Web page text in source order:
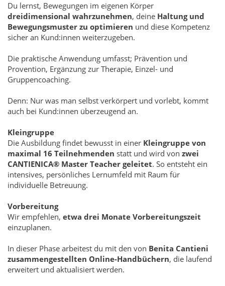
Du lernst, Bewegungen im eigenen Körper
dreidimensional wahrzunehmen, deine Haltung und
Bewegungsmuster zu optimieren und diese Kompetenz
sicher an Kund:innen weiterzugeben.
Die praktische Anwendung umfasst; Prävention und
Provention, Ergänzung zur Therapie, Einzel- und
Gruppencoaching.
Denn: Nur was man selbst verkörpert und vorlebt, kommt
auch bei Kund:innen überzeugend an.
Kleingruppe
Die Ausbildung findet bewusst in einer Kleingruppe von
maximal 16 Teilnehmenden statt und wird von zwei
CANTIENICA® Master Teacher geleitet. So entsteht ein
intensives, persönliches Lernumfeld mit Raum für
individuelle Betreuung.
Vorbereitung
Wir empfehlen, etwa drei Monate Vorbereitungszeit
einzuplanen.
In dieser Phase arbeitest du mit den von Benita Cantieni
zusammengestellten Online-Handbüchern, die laufend
erweitert und aktualisiert werden.